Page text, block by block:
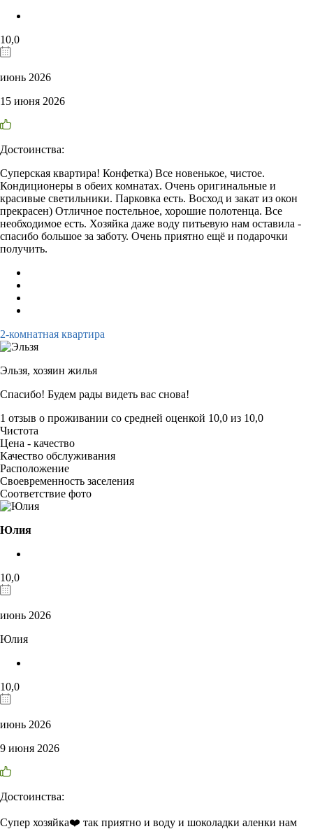
10,0
июнь 2026
15 июня 2026
Достоинства:
Суперская квартира! Конфетка) Все новенькое, чистое.
Кондиционеры в обеих комнатах. Очень оригинальные и
красивые светильники. Парковка есть. Восход и закат из окон
прекрасен) Отличное постельное, хорошие полотенца. Все
необходимое есть. Хозяйка даже воду питьевую нам оставила -
спасибо большое за заботу. Очень приятно ещё и подарочки
получить.
2-комнатная квартира
Эльзя, хозяин жилья
Спасибо! Будем рады видеть вас снова!
1 отзыв о проживании со средней оценкой 10,0 из 10,0
Чистота
Цена - качество
Качество обслуживания
Расположение
Своевременность заселения
Соответствие фото
Юлия
10,0
июнь 2026
Юлия
10,0
июнь 2026
9 июня 2026
Достоинства:
Супер хозяйка❤️ так приятно и воду и шоколадки аленки нам